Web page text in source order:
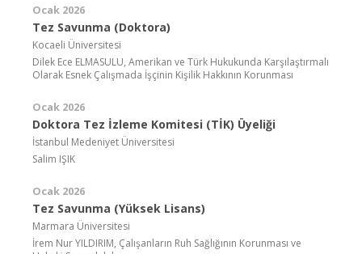
Ocak 2026
Tez Savunma (Doktora)
Kocaeli Üniversitesi
Dilek Ece ELMASULU, Amerikan ve Türk Hukukunda Karşılaştırmalı
Olarak Esnek Çalışmada İşçinin Kişilik Hakkının Korunması
Ocak 2026
Doktora Tez İzleme Komitesi (TİK) Üyeliği
İstanbul Medeniyet Üniversitesi
Salim IŞIK
Ocak 2026
Tez Savunma (Yüksek Lisans)
Marmara Üniversitesi
İrem Nur YILDIRIM, Çalışanların Ruh Sağlığının Korunması ve